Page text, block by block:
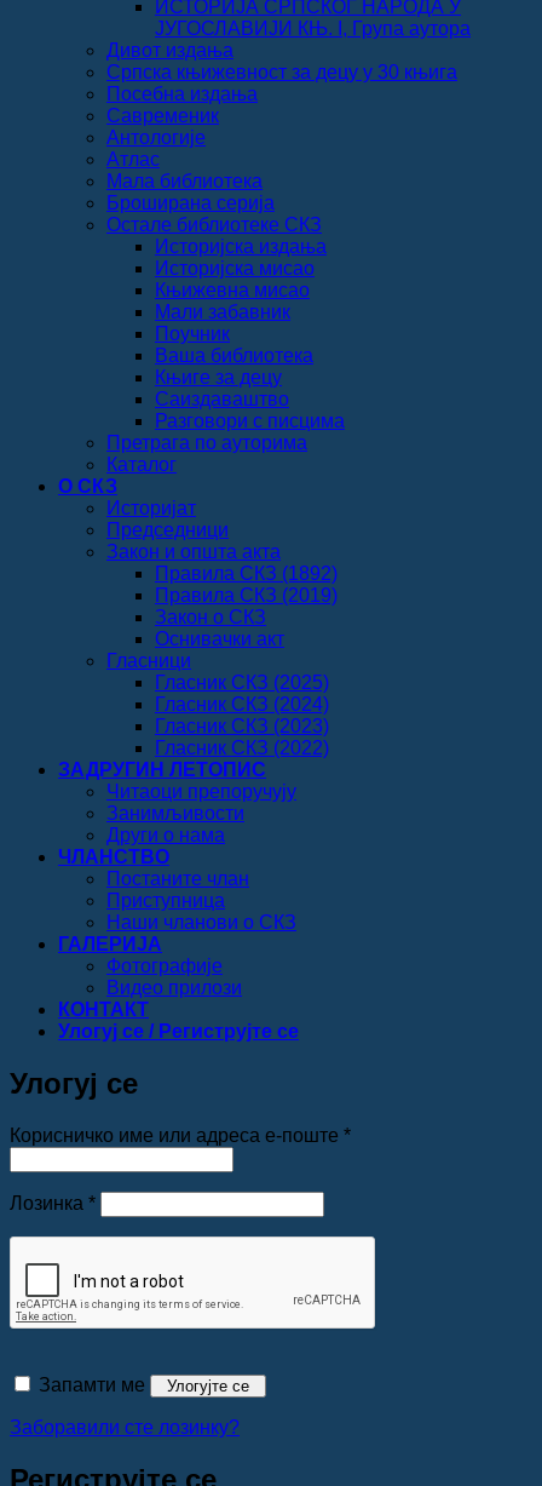
ИСТОРИЈА СРПСКОГ НАРОДА У
ЈУГОСЛАВИЈИ КЊ. I, Група аутора
Дивот издања
Српска књижевност за децу у 30 књига
Посебна издања
Савременик
Антологије
Атлас
Мала библиотека
Броширана серија
Остале библиотеке СКЗ
Историјска издања
Историјска мисао
Књижевна мисао
Мали забавник
Поучник
Ваша библиотека
Књиге за децу
Саиздаваштво
Разговори с писцима
Претрага по ауторима
Каталог
О СКЗ
Историјат
Председници
Закон и општа акта
Правила СКЗ (1892)
Правила СКЗ (2019)
Закон о СКЗ
Оснивачки акт
Гласници
Гласник СКЗ (2025)
Гласник СКЗ (2024)
Гласник СКЗ (2023)
Гласник СКЗ (2022)
ЗАДРУГИН ЛЕТОПИС
Читаоци препоручују
Занимљивости
Други о нама
ЧЛАНСТВО
Постаните члан
Приступница
Наши чланови о СКЗ
ГАЛЕРИЈА
Фотографије
Видео прилози
КОНТАКТ
Улогуј се / Региструјте се
Улогуј се
Корисничко име или адреса е-поште *Обавезно
Лозинка *Обавезно
Запамти ме Улогујте се
Заборавили сте лозинку?
Региструјте се